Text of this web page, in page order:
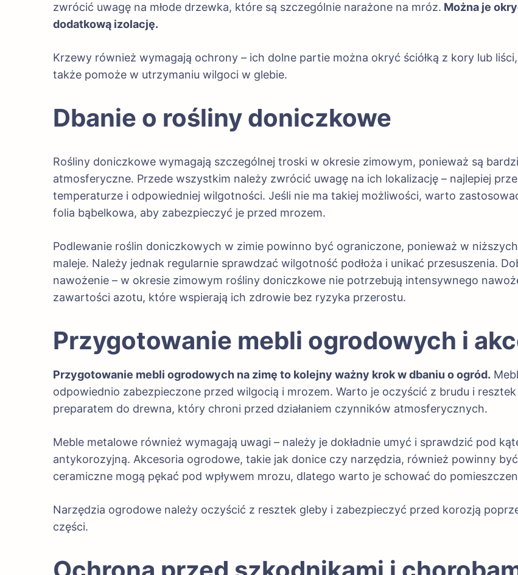
zwrócić uwagę na młode drzewka, które są szczególnie narażone na mróz. Można je
dodatkową izolację.
Krzewy również wymagają ochrony – ich dolne partie można okryć ściółką z kory lub
także pomoże w utrzymaniu wilgoci w glebie.
Dbanie o rośliny doniczkowe
Rośliny doniczkowe wymagają szczególnej troski w okresie zimowym, ponieważ są
atmosferyczne. Przede wszystkim należy zwrócić uwagę na ich lokalizację – najlepiej
temperaturze i odpowiedniej wilgotności. Jeśli nie ma takiej możliwości, warto
folia bąbelkowa, aby zabezpieczyć je przed mrozem.
Podlewanie roślin doniczkowych w zimie powinno być ograniczone, ponieważ w
maleje. Należy jednak regularnie sprawdzać wilgotność podłoża i unikać przesuszenia.
nawożenie – w okresie zimowym rośliny doniczkowe nie potrzebują intensywnego
zawartości azotu, które wspierają ich zdrowie bez ryzyka przerostu.
Przygotowanie mebli ogrodowych i
Przygotowanie mebli ogrodowych na zimę to kolejny ważny krok w dbaniu o ogród.
odpowiednio zabezpieczone przed wilgocią i mrozem. Warto je oczyścić z brudu i
preparatem do drewna, który chroni przed działaniem czynników atmosferycznych.
Meble metalowe również wymagają uwagi – należy je dokładnie umyć i sprawdzić pod
antykorozyjną. Akcesoria ogrodowe, takie jak donice czy narzędzia, również powinny
ceramiczne mogą pękać pod wpływem mrozu, dlatego warto je schować do
Narzędzia ogrodowe należy oczyścić z resztek gleby i zabezpieczyć przed korozją
części.